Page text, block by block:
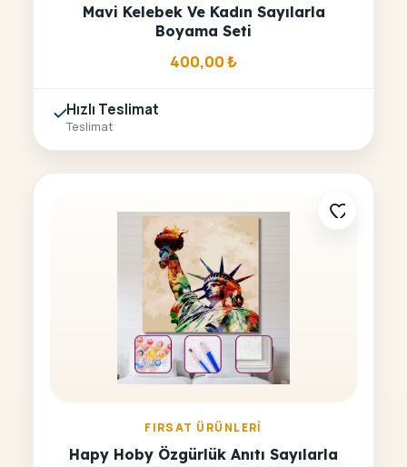
Mavi Kelebek Ve Kadın Sayılarla
Boyama Seti
400,00₺
Hızlı Teslimat
Teslimat
FIRSAT ÜRÜNLERI
Hapy Hoby Özgürlük Anıtı Sayılarla